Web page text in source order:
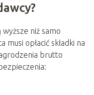
niż samo
opłacić składki na
brutto